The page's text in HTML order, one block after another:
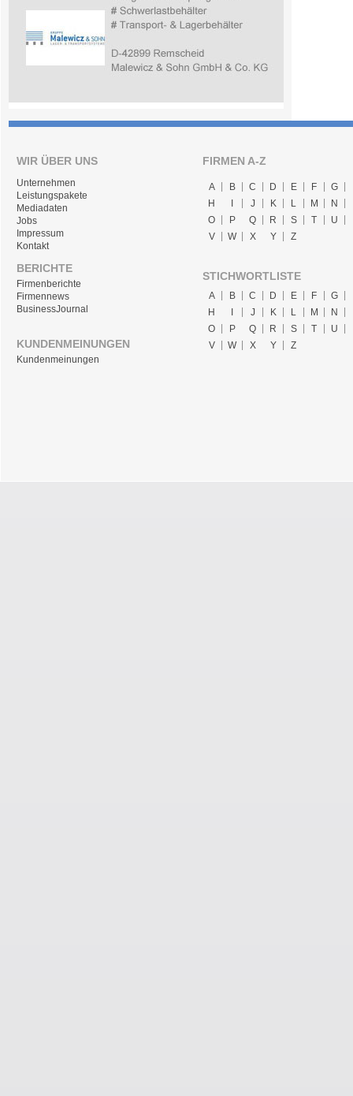
WIR ÜBER UNS
Unternehmen
Leistungspakete
Mediadaten
Jobs
Impressum
Kontakt
BERICHTE
Firmenberichte
Firmennews
BusinessJournal
KUNDENMEINUNGEN
Kundenmeinungen
FIRMEN A-Z
A B C D E F
G
H
J K L M
N
O
P Q R S T
U
V
W X Y Z
STICHWORTLISTE
A B C D E F
G
H
J K L M
N
O
P Q R S T
U
V
W X Y Z